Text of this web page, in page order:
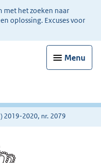
met het zoeken naar
oplossing. Excuses voor
Menu
2019-2020, nr. 2079